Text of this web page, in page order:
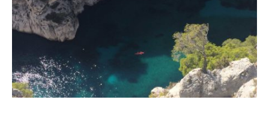
Ein Campervan Roadtrip durch die